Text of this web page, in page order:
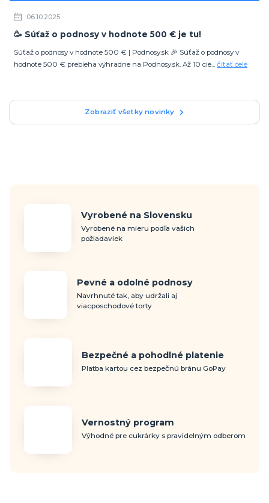
06.10.2025
🥳 Súťaž o podnosy v hodnote 500 € je tu!
Súťaž o podnosy v hodnote 500 € | Podnosy.sk 🎉 Súťaž o podnosy v
hodnote 500 € prebieha výhradne na Podnosy.sk. Až 10 cie... čítať celé
Zobraziť všetky novinky
Vyrobené na Slovensku
Vyrobené na mieru podľa vašich
požiadaviek
Pevné a odolné podnosy
Navrhnuté tak, aby udržali aj
viacposchodové torty
Bezpečné a pohodlné platenie
Platba kartou cez bezpečnú bránu GoPay
Vernostný program
Výhodné pre cukrárky s pravidelným odberom